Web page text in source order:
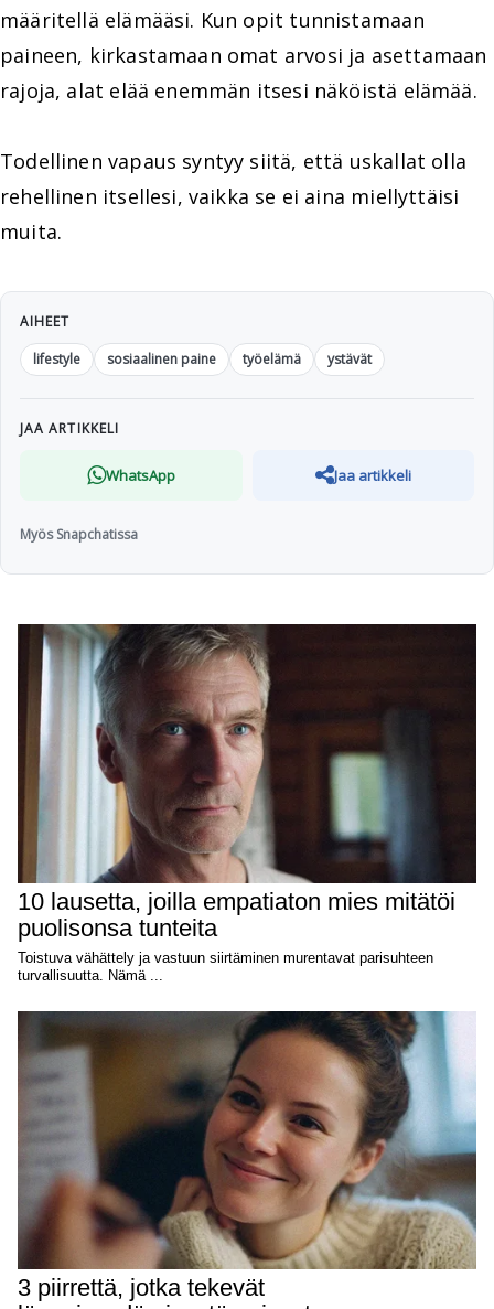
määritellä elämääsi. Kun opit tunnistamaan
paineen, kirkastamaan omat arvosi ja asettamaan
rajoja, alat elää enemmän itsesi näköistä elämää.
Todellinen vapaus syntyy siitä, että uskallat olla
rehellinen itsellesi, vaikka se ei aina miellyttäisi
muita.
AIHEET
lifestyle
sosiaalinen paine työelämä ystävät
JAA ARTIKKELI
WhatsApp Jaa artikkeli
Myös Snapchatissa